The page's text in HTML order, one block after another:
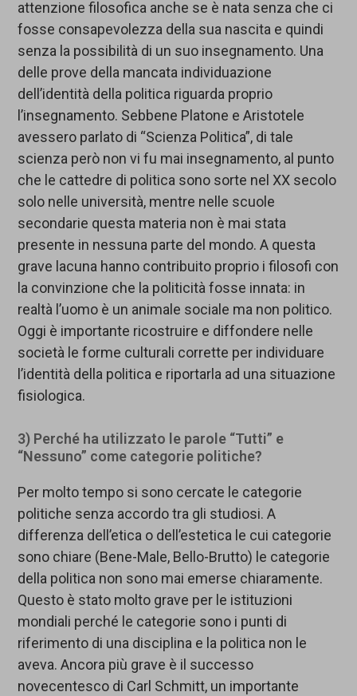
attenzione filosofica anche se è nata senza che ci
fosse consapevolezza della sua nascita e quindi
senza la possibilità di un suo insegnamento. Una
delle prove della mancata individuazione
dell’identità della politica riguarda proprio
l’insegnamento. Sebbene Platone e Aristotele
avessero parlato di “Scienza Politica”, di tale
scienza però non vi fu mai insegnamento, al punto
che le cattedre di politica sono sorte nel XX secolo
solo nelle università, mentre nelle scuole
secondarie questa materia non è mai stata
presente in nessuna parte del mondo. A questa
grave lacuna hanno contribuito proprio i filosofi con
la convinzione che la politicità fosse innata: in
realtà l’uomo è un animale sociale ma non politico.
Oggi è importante ricostruire e diffondere nelle
società le forme culturali corrette per individuare
l’identità della politica e riportarla ad una situazione
fisiologica.
3) Perché ha utilizzato le parole “Tutti” e
“Nessuno” come categorie politiche?
Per molto tempo si sono cercate le categorie
politiche senza accordo tra gli studiosi. A
differenza dell’etica o dell’estetica le cui categorie
sono chiare (Bene-Male, Bello-Brutto) le categorie
della politica non sono mai emerse chiaramente.
Questo è stato molto grave per le istituzioni
mondiali perché le categorie sono i punti di
riferimento di una disciplina e la politica non le
aveva. Ancora più grave è il successo
novecentesco di Carl Schmitt, un importante